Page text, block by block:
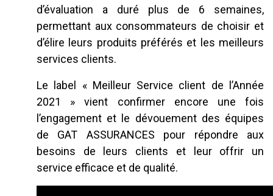
d’évaluation a duré plus de 6 semaines,
permettant aux consommateurs de choisir et
d’élire leurs produits préférés et les meilleurs
services clients.
Le label « Meilleur Service client de l’Année
2021 » vient confirmer encore une fois
l’engagement et le dévouement des équipes
de GAT ASSURANCES pour répondre aux
besoins de leurs clients et leur offrir un
service efficace et de qualité.